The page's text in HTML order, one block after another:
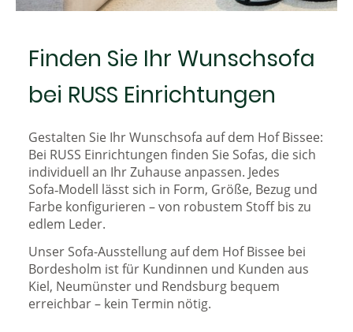
Finden Sie Ihr Wunschsofa
bei RUSS Einrichtungen
Gestalten Sie Ihr Wunschsofa auf dem Hof Bissee:
Bei RUSS Einrichtungen finden Sie Sofas, die sich
individuell an Ihr Zuhause anpassen. Jedes
Sofa‑Modell lässt sich in Form, Größe, Bezug und
Farbe konfigurieren – von robustem Stoff bis zu
edlem Leder.
Unser Sofa-Ausstellung auf dem Hof Bissee bei
Bordesholm ist für Kundinnen und Kunden aus
Kiel, Neumünster und Rendsburg bequem
erreichbar – kein Termin nötig.